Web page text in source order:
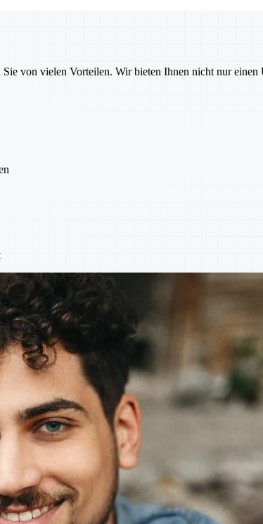
von vielen Vorteilen. Wir bieten Ihnen nicht nur